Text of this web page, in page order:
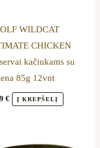
WILDCAT
CHICKEN
kačiukams su
85g 12vnt
€ Į KREPŠELĮ